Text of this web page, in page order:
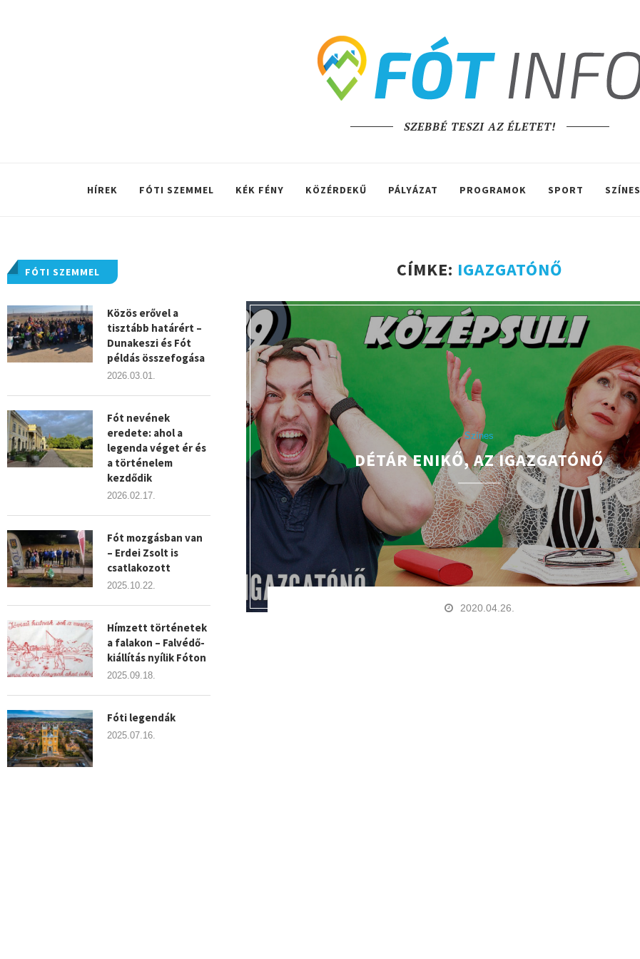
SZEBBÉ TESZI AZ ÉLETET!
HÍREK FÓTI SZEMMEL KÉK FÉNY KÖZÉRDEKŰ PÁLYÁZAT PROGRAMOK SPORT SZÍNES
CÍMKE: IGAZGATÓNŐ
Színes
DÉTÁR ENIKŐ, AZ IGAZGATÓNŐ
2020.04.26.
FÓTI SZEMMEL
Közös erővel a
tisztább határért –
Dunakeszi és Fót
példás összefogása
2026.03.01.
Fót nevének
eredete: ahol a
legenda véget ér és
a történelem
kezdődik
2026.02.17.
Fót mozgásban van
– Erdei Zsolt is
csatlakozott
2025.10.22.
Hímzett történetek
a falakon – Falvédő-
kiállítás nyílik Fóton
2025.09.18.
Fóti legendák
2025.07.16.